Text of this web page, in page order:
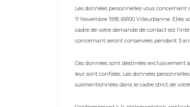
Les données personnelles vous concernant
11 Novembre 1918, 69100 Villeurbanne.
cadre de votre demande de contact est
concernant seront conservées pendant 3
Ces données sont destinées exclusivement
leur sont confiées. Les données
susmentionnées dans le cadre strict de